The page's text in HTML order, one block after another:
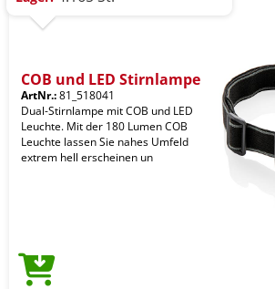
COB und LED Stirnlampe
ArtNr.:81_518041
Dual-Stirnlampe mit COB und LED
Leuchte. Mit der 180 Lumen COB
Leuchte lassen Sie nahes Umfeld
extrem hell erscheinen un